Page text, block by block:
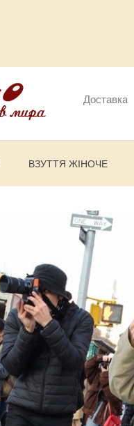
Доставка
ВЗУТТЯ ЖІНОЧЕ